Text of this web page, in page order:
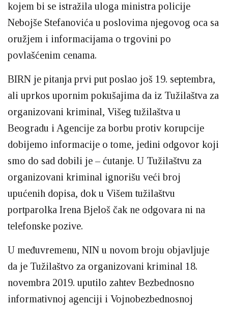
kojem bi se istražila uloga ministra policije
Nebojše Stefanovića u poslovima njegovog oca sa
oružjem i informacijama o trgovini po
povlašćenim cenama.
BIRN je pitanja prvi put poslao još 19. septembra,
ali uprkos upornim pokušajima da iz Tužilaštva za
organizovani kriminal, Višeg tužilaštva u
Beogradu i Agencije za borbu protiv korupcije
dobijemo informacije o tome, jedini odgovor koji
smo do sad dobili je – ćutanje. U Tužilaštvu za
organizovani kriminal ignorišu veći broj
upućenih dopisa, dok u Višem tužilaštvu
portparolka Irena Bjeloš čak ne odgovara ni na
telefonske pozive.
U međuvremenu, NIN u novom broju objavljuje
da je Tužilaštvo za organizovani kriminal 18.
novembra 2019. uputilo zahtev Bezbednosno
informativnoj agenciji i Vojnobezbednosnoj